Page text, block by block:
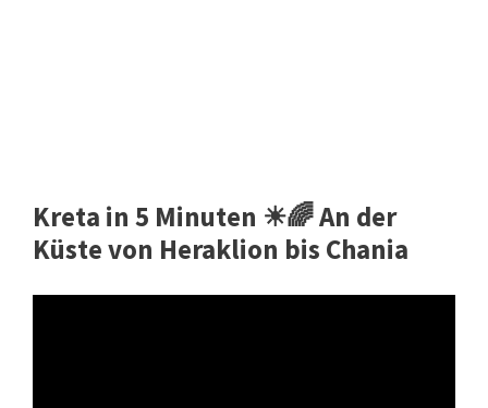
Kreta in 5 Minuten ☀🌈 An der
Küste von Heraklion bis Chania